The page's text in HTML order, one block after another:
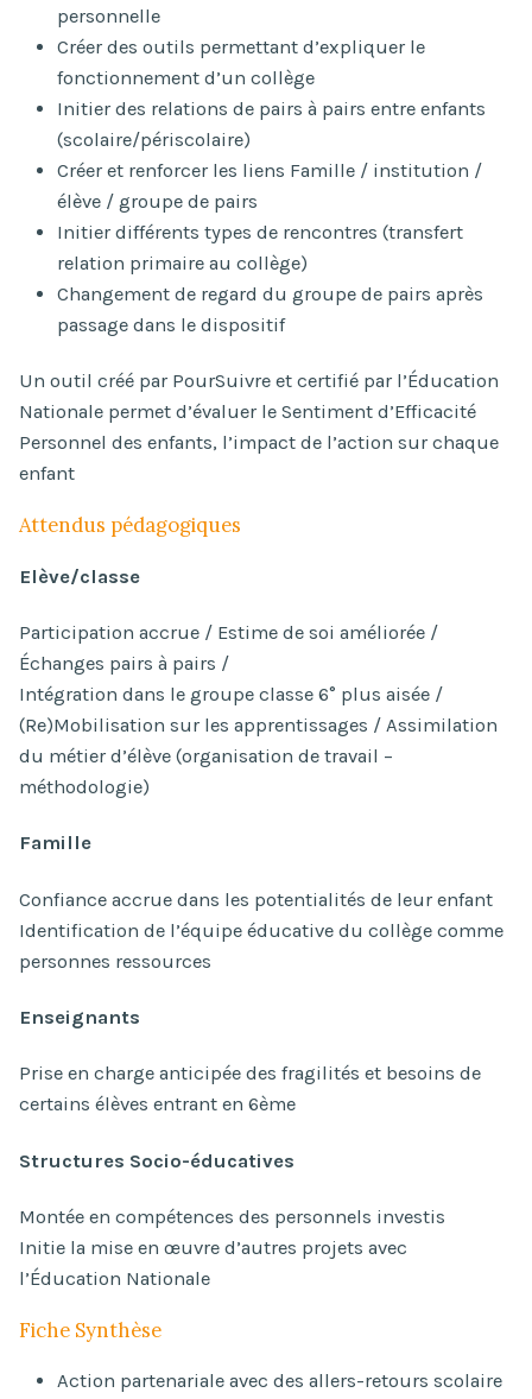
personnelle
Créer des outils permettant d’expliquer le
fonctionnement d’un collège
Initier des relations de pairs à pairs entre enfants
(scolaire/périscolaire)
Créer et renforcer les liens Famille / institution /
élève / groupe de pairs
Initier différents types de rencontres (transfert
relation primaire au collège)
Changement de regard du groupe de pairs après
passage dans le dispositif
Un outil créé par PourSuivre et certifié par l’Éducation
Nationale permet d’évaluer le Sentiment d’Efficacité
Personnel des enfants, l’impact de l’action sur chaque
enfant
Attendus pédagogiques
Elève/classe
Participation accrue / Estime de soi améliorée /
Échanges pairs à pairs /
Intégration dans le groupe classe 6° plus aisée /
(Re)Mobilisation sur les apprentissages / Assimilation
du métier d’élève (organisation de travail –
méthodologie)
Famille
Confiance accrue dans les potentialités de leur enfant
Identification de l’équipe éducative du collège comme
personnes ressources
Enseignants
Prise en charge anticipée des fragilités et besoins de
certains élèves entrant en 6ème
Structures Socio-éducatives
Montée en compétences des personnels investis
Initie la mise en œuvre d’autres projets avec
l’Éducation Nationale
Fiche Synthèse
Action partenariale avec des allers-retours scolaire